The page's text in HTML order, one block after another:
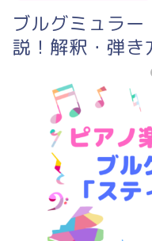
ブルグミュラ
説！解釈・弾